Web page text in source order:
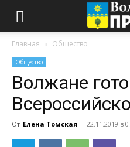
Главная Общество
Общество
Волжане
От Елена Томская - 22.11.2019 в